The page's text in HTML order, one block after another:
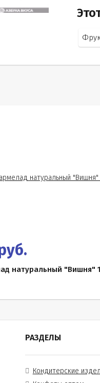
натуральный "Вишня"
РАЗДЕЛЫ
Кондитерские